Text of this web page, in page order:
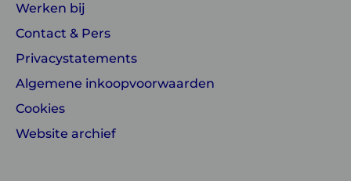
Werken bij
Contact & Pers
Privacystatements
Algemene inkoopvoorwaarden
Cookies
Website archief